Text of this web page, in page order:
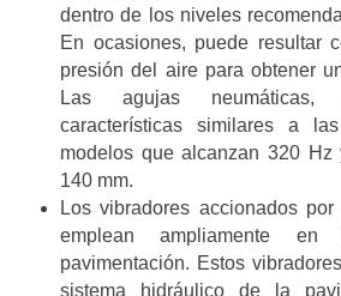
dentro de los niveles
En ocasiones, puede resultar
presión del aire para obtener
Las agujas neumáticas,
características similares a
modelos que alcanzan 320 Hz
140 mm.
Los vibradores accionados por
emplean ampliamente
pavimentación. Estos
sistema hidráulico de la